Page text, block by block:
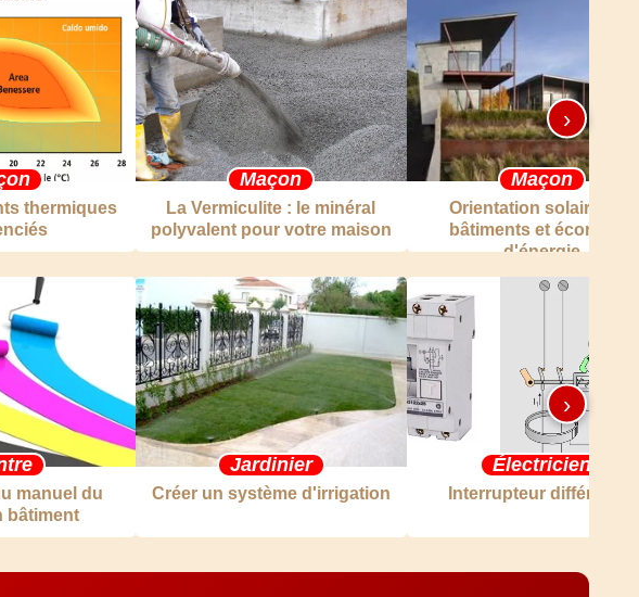
thermiques
Maçon
La Vermiculite : le minéral
polyvalent pour votre maison
Maçon
Orientation solaire des
bâtiments et économie
d'énergie
›
manuel du
bâtiment
Jardinier
Créer un système d'irrigation
Électricien
Interrupteur différentiel
›